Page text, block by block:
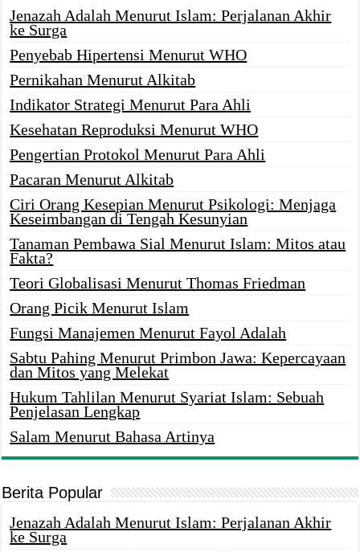
Jenazah Adalah Menurut Islam: Perjalanan Akhir
ke Surga
Penyebab Hipertensi Menurut WHO
Pernikahan Menurut Alkitab
Indikator Strategi Menurut Para Ahli
Kesehatan Reproduksi Menurut WHO
Pengertian Protokol Menurut Para Ahli
Pacaran Menurut Alkitab
Ciri Orang Kesepian Menurut Psikologi: Menjaga
Keseimbangan di Tengah Kesunyian
Tanaman Pembawa Sial Menurut Islam: Mitos atau
Fakta?
Teori Globalisasi Menurut Thomas Friedman
Orang Picik Menurut Islam
Fungsi Manajemen Menurut Fayol Adalah
Sabtu Pahing Menurut Primbon Jawa: Kepercayaan
dan Mitos yang Melekat
Hukum Tahlilan Menurut Syariat Islam: Sebuah
Penjelasan Lengkap
Salam Menurut Bahasa Artinya
Berita Popular
Jenazah Adalah Menurut Islam: Perjalanan Akhir
ke Surga